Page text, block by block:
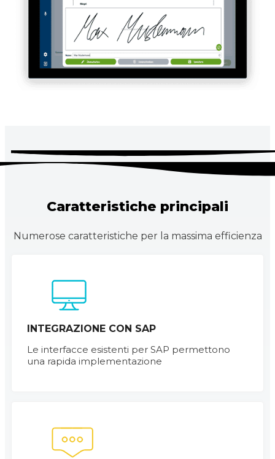
Caratteristiche principali
Numerose caratteristiche per la massima efficienza
INTEGRAZIONE CON SAP
Le interfacce esistenti per SAP permettono
una rapida implementazione